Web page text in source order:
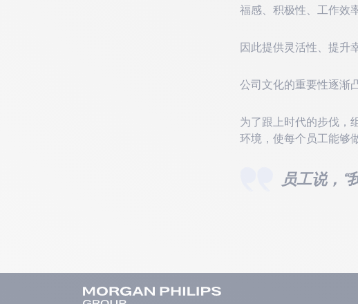
福感、积极性、工作效
因此提供灵活性、提升
公司文化的重要性逐渐
为了跟上时代的步伐，
环境，使每个员工能够
员工说，“